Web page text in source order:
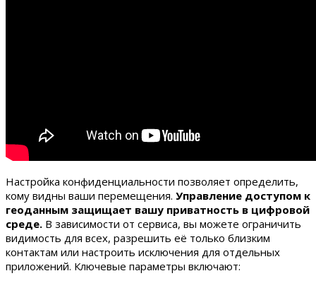
Настройка конфиденциальности позволяет определить,
кому видны ваши перемещения. Управление доступом к
геоданным защищает вашу приватность в цифровой
среде. В зависимости от сервиса, вы можете ограничить
видимость для всех, разрешить её только близким
контактам или настроить исключения для отдельных
приложений. Ключевые параметры включают: